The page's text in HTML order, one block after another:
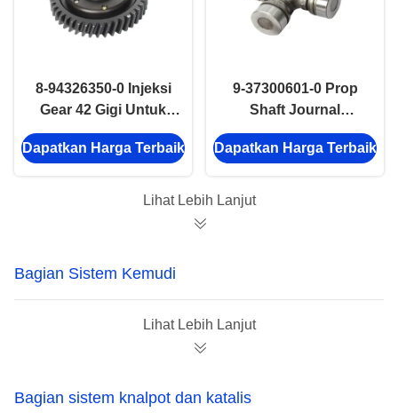
8-94326350-0 Injeksi
Gear 42 Gigi Untuk
ISUZU 4JB1 100P-T
Bagian Sistem
Dapatkan Harga Terbaik
9-37300601-0 Prop
Shaft Journal
Assembly ISUZU
NHR NKR 100P 600P
Dapatkan Harga Terbaik
Lihat Lebih Lanjut
Bagian Sistem Kemudi
Lihat Lebih Lanjut
Bagian sistem knalpot dan katalis